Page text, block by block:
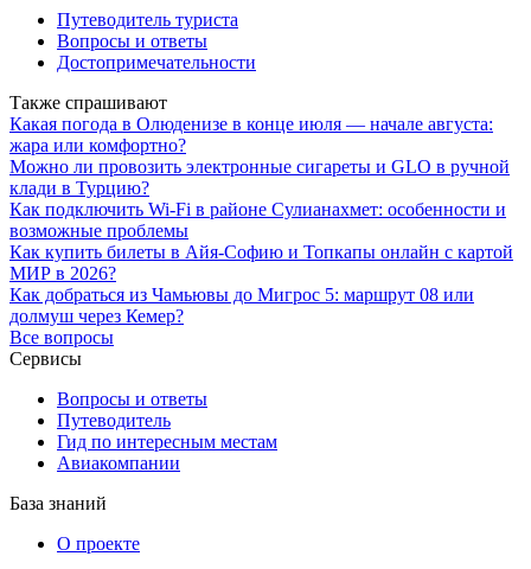
Путеводитель туриста
Вопросы и ответы
Достопримечательности
Также спрашивают
Какая погода в Олюденизе в конце июля — начале августа:
жара или комфортно?
Можно ли провозить электронные сигареты и GLO в ручной
клади в Турцию?
Как подключить Wi-Fi в районе Сулианахмет: особенности и
возможные проблемы
Как купить билеты в Айя-Софию и Топкапы онлайн с картой
МИР в 2026?
Как добраться из Чамьювы до Мигрос 5: маршрут 08 или
долмуш через Кемер?
Все вопросы
Сервисы
Вопросы и ответы
Путеводитель
Гид по интересным местам
Авиакомпании
База знаний
О проекте